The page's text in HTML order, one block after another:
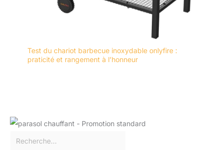
Test du chariot barbecue inoxydable onlyfire :
praticité et rangement à l’honneur